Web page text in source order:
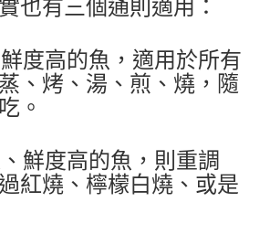
也有三個通則適用：
度高的魚，適用於所有
、烤、湯、煎、燒，隨
。
鮮度高的魚，則重調
紅燒、檸檬白燒、或是